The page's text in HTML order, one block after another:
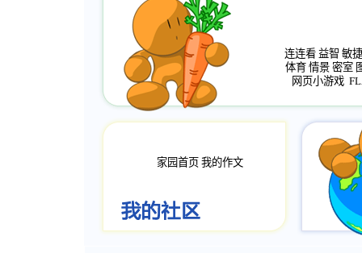
连连看 益智 敏捷
体育 情景 密室
网页小游戏
家园首页 我的作文